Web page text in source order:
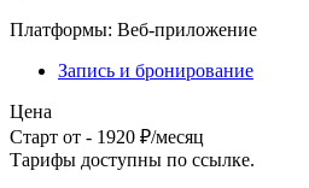
Платформы: Веб-приложение
Запись и бронирование
Цена
Старт от - 1920 ₽/месяц
Тарифы доступны по ссылке.